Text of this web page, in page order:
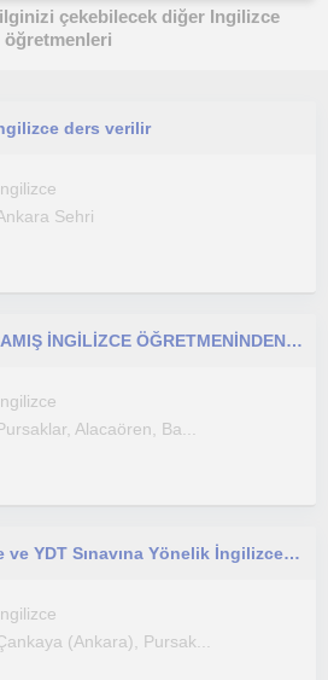
çekebilecek diğer Ingilizce
öğretmenleri
ders verilir
Sehri
AMERİKA'DA 3 YIL YASAMIŞ İNGİLİZCE ÖĞRETMENİNDEN ÖZEL DERS
Alacaören, Ba...
İlkokul - Ortaokul - Lise ve YDT Sınavına Yönelik İngilizce Özel Ders
(Ankara), Pursak...